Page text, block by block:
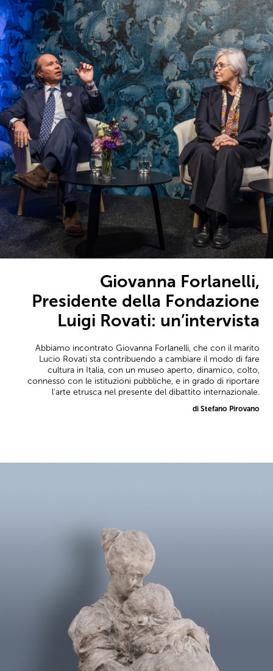
Giovanna Forlanelli,
Presidente della Fondazione
Luigi Rovati: un’intervista
Abbiamo incontrato Giovanna Forlanelli, che con il marito
Lucio Rovati sta contribuendo a cambiare il modo di fare
cultura in Italia, con un museo aperto, dinamico, colto,
connesso con le istituzioni pubbliche, e in grado di riportare
l'arte etrusca nel presente del dibattito internazionale.
di Stefano Pirovano